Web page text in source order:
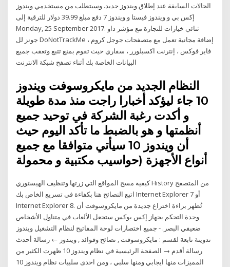
الحالات السابقة عند إطلاق ويندوز جديد. وسيتطلب من مستخدمي ويندوز
إكس بي و ويندوز فيستا و ويندوز 7 دفع مبلغ 39.99 دولار للترقية إلى
Monday, 25 September 2017. ثنائي خيارات للتجارة مع مؤشر داو
جونز لل DoNotTrackMe إضافة مجانية تعمل مع متصفحات جوجل كروم ،
فاير فوكس ، إنترنت اكسبلورر ، سفاري حيث تقوم بمنع تتبع وتعقب جميع
البيانات الخاصة بك أثناء تصفح شبكة الانترنت
النظام الجديد من مايكروسوفت ويندوز
10 جاء ليؤكد أخبارا راجت منذ مدة طويلة
و أكدت رغبة الشركة في توحيد جميع
أنظمتها و هو بالضبط ما تأكد اليوم حيث
أن ويندوز 10 سيأتي متوافقا مع جميع
أنواع الأجهزة (حواسيب مكتبية و محمولة
كيفية مسح المواقع التي زرتها وتنظيف الهيستوري History من المتصفح
اتبع النصائح هنا بكفاءة في تسريع الخاص بك Internet Explorer 7 أو
Internet Explorer 8. تُظهر براءة اختراع جديدة من مايكروسوفت أن
وحدة التحكم بجهاز إكس بوكس ستجعل الألعاب في متناول الأشخاص
ضعيفي البصر. - جميع اختصارات لوحة المفاتيح لنظام التشغيل ويندوز
تدوينة تابعة لقسم : مايكروسوفت , نصائح وفوائد , ويندوز ← رسالة أحدث
رسالة أقدم → الصفحة الرئيسية في نظام ويندوز 10 ظهرت الكثير من
المميزات منها ايجابي ومنها سلبي ، ومن احدى سلبيات نظام ويندوز 10